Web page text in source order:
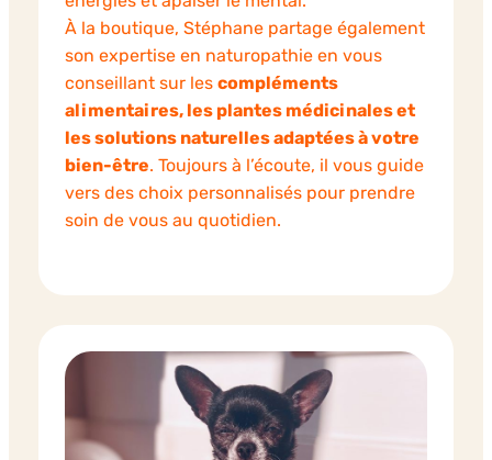
À la boutique, Stéphane partage également
son expertise en naturopathie en vous
conseillant sur les compléments
alimentaires, les plantes médicinales et
les solutions naturelles adaptées à votre
bien-être. Toujours à l’écoute, il vous guide
vers des choix personnalisés pour prendre
soin de vous au quotidien.